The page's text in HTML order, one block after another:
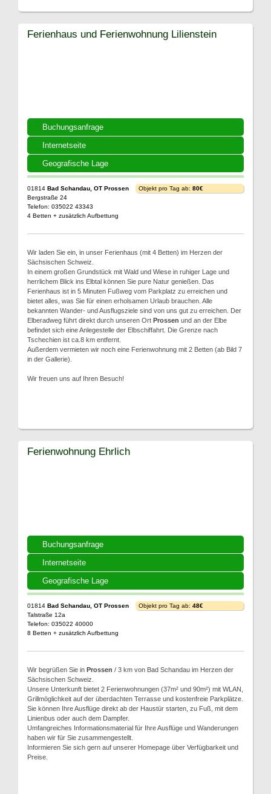
Buchungsanfrage
Internetseite
Geografische Lage
Ferienhaus und Ferienwohnung Lilienstein
01814 Bad Schandau, OT Prossen
Bergstraße 24
Telefon: 035022 43343
4 Betten + zusätzlich Aufbettung
Objekt pro Tag ab: 80€
Wir laden Sie ein, in unser Ferienhaus (mit 4 Betten) im Herzen der
Sächsischen Schweiz.
In einem großen Grundstück mit Wald und Wiese in ruhiger Lage und
herrlichem Blick ins Elbtal können Sie pure Natur genießen. Das
Ferienhaus ist in 5 Minuten Fußweg vom Parkplatz zu erreichen und
bietet alles, was Sie für einen erholsamen Urlaub brauchen. Alle
bekannten Wander- und Ausflugsziele sind von uns gut zu erreichen. Der
Elberadweg führt direkt durch unseren Ort Prossen und an der Elbe
befindet sich eine Anlegestelle der Elbschiffahrt. Die Grenze nach
Tschechien ist ca.8 km entfernt.
Außerdem vermieten wir noch eine Ferienwohnung mit 2 Betten (ab Bild 7
in der Gallerie).
Wir freuen uns auf Ihren Besuch!
Buchungsanfrage
Internetseite
Geografische Lage
Ferienwohnung Ehrlich
01814 Bad Schandau, OT Prossen
Talstraße 12a
Telefon: 035022 40000
8 Betten + zusätzlich Aufbettung
Objekt pro Tag ab: 48€
Wir begrüßen Sie in Prossen / 3 km von Bad Schandau im Herzen der
Sächsischen Schweiz.
Unsere Unterkunft bietet 2 Ferienwohnungen (37m² und 90m²) mit WLAN,
Grillmöglichkeit auf der überdachten Terrasse und kostenfreie Parkplätze.
Sie können Ihre Ausflüge direkt ab der Haustür starten, zu Fuß, mit dem
Linienbus oder auch dem Dampfer.
Umfangreiches Informationsmaterial für Ihre Ausflüge und Wanderungen
haben wir für Sie zusammengestellt.
Informieren Sie sich gern auf unserer Homepage über Verfügbarkeit und
Preise.